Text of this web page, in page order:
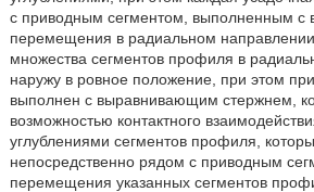
с приводным сегментом, выполненным с
перемещения в радиальном
множества сегментов профиля в
наружу в ровное положение, при этом
выполнен с выравнивающим стержнем,
возможностью контактного
углублениями сегментов профиля,
непосредственно рядом с приводным
перемещения указанных сегментов